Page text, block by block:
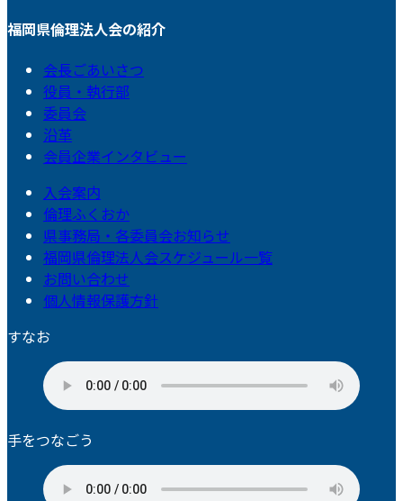
福岡県倫理法人会の紹介
会長ごあいさつ
役員・執行部
委員会
沿革
会員企業インタビュー
入会案内
倫理ふくおか
県事務局・各委員会お知らせ
福岡県倫理法人会スケジュール一覧
お問い合わせ
個人情報保護方針
すなお
手をつなごう